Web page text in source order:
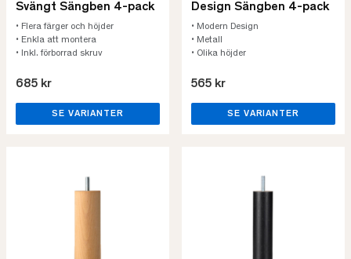
Svängt Sängben 4-pack
• Flera färger och höjder
• Enkla att montera
• Inkl. förborrad skruv
685 kr
SE VARIANTER
Design Sängben 4-pack
• Modern Design
• Metall
• Olika höjder
565 kr
SE VARIANTER